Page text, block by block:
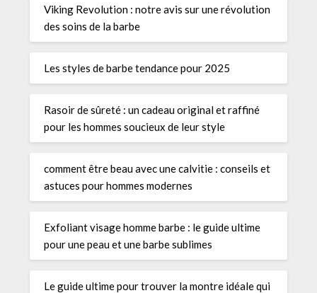
Viking Revolution : notre avis sur une révolution
des soins de la barbe
Les styles de barbe tendance pour 2025
Rasoir de sûreté : un cadeau original et raffiné
pour les hommes soucieux de leur style
comment être beau avec une calvitie : conseils et
astuces pour hommes modernes
Exfoliant visage homme barbe : le guide ultime
pour une peau et une barbe sublimes
Le guide ultime pour trouver la montre idéale qui